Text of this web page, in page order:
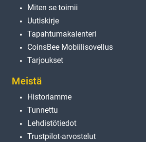
Miten se toimii
Uutiskirje
Tapahtumakalenteri
CoinsBee Mobiilisovellus
Tarjoukset
Meistä
Historiamme
Tunnettu
Lehdistötiedot
Trustpilot-arvostelut